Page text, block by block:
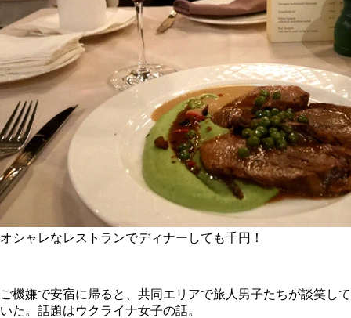
オシャレなレストランでディナーしても千円！
ご機嫌で安宿に帰ると、共同エリアで旅人男子たちが談笑して
いた。話題はウクライナ女子の話。